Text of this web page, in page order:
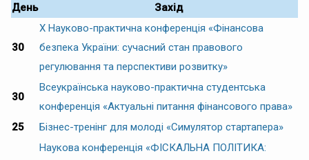
День
Захід
30
Х Науково-практична конференція «Фінансова
безпека України: сучасний стан правового
регулювання та перспективи розвитку»
30
Всеукраїнська науково-практична студентська
конференція «Актуальні питання фінансового права»
25
Бізнес-тренінг для молоді «Симулятор стартапера»
Наукова конференція «ФІСКАЛЬНА ПОЛІТИКА: